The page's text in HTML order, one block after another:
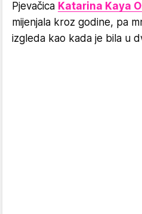
Pjevačica Katarina Kaya
mijenjala kroz godine, pa
izgleda kao kada je bila u